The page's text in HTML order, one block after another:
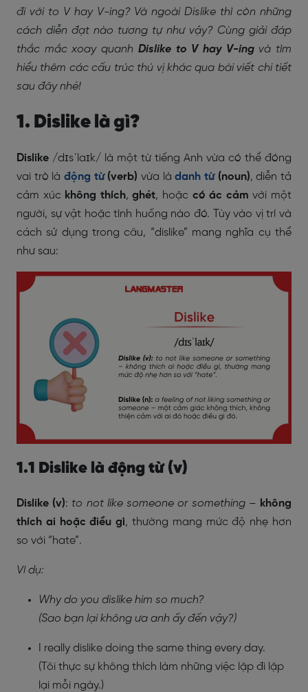
đi với to V hay V-ing? Và ngoài Dislike thì còn những
cách diễn đạt nào tương tự như vậy? Cùng giải đáp
thắc mắc xoay quanh Dislike to V hay V-ingvà tìm
hiểu thêm các cấu trúc thú vị khác qua bài viết chi tiết
sau đây nhé!
1. Dislike là gì?
Dislike /dɪsˈlaɪk/ là một từ tiếng Anh vừa có thể đóng
vai trò là động từ(verb) vừa làdanh từ(noun), diễn tả
cảm xúc không thích,ghét, hoặc có ác cảmvới một
người, sự vật hoặc tình huống nào đó. Tùy vào vị trí và
cách sử dụng trong câu, “dislike” mang nghĩa cụ thể
như sau:
1.1 Dislike là động từ (v)
Dislike (v): to not like someone or something – không
thích ai hoặc điều gì, thường mang mức độ nhẹ hơn
so với “hate”.
Ví dụ:
Why do you dislike him so much?
(Sao bạn lại không ưa anh ấy đến vậy?)
I really dislike doing the same thing every day.
(Tôi thực sự không thích làm những việc lặp đi lặp
lại mỗi ngày.)